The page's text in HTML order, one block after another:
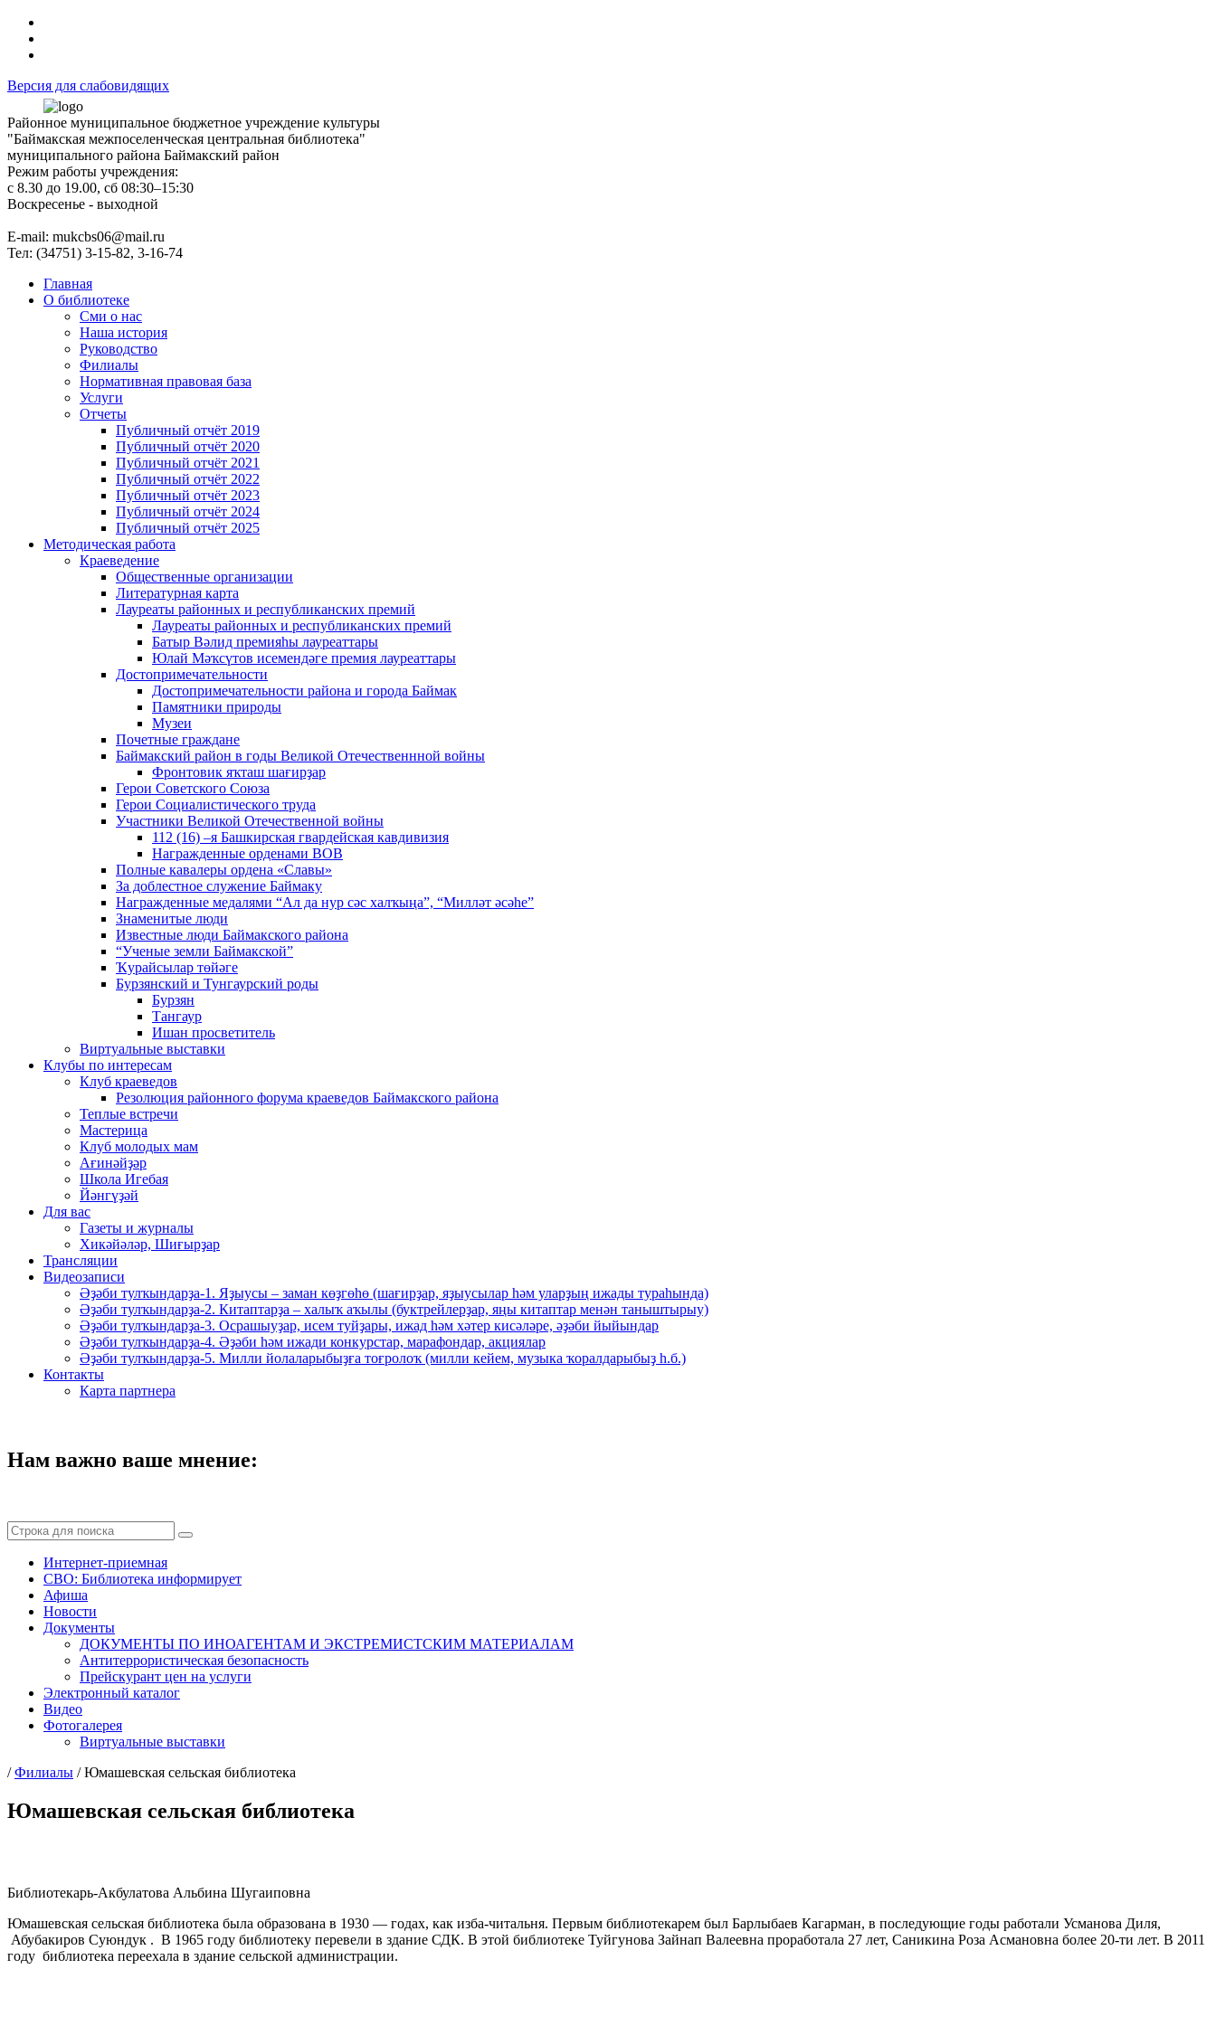
Версия для слабовидящих
Районное муниципальное бюджетное учреждение культуры
"Баймакская межпоселенческая центральная библиотека"
муниципального района Баймакский район
Режим работы учреждения:
с 8.30 до 19.00, сб 08:30–15:30
Воскресенье - выходной
Е-mail: mukcbs06@mail.ru
Тел: (34751) 3-15-82, 3-16-74
Главная
О библиотеке
Сми о нас
Наша история
Руководство
Филиалы
Нормативная правовая база
Услуги
Отчеты
Публичный отчёт 2019
Публичный отчёт 2020
Публичный отчёт 2021
Публичный отчёт 2022
Публичный отчёт 2023
Публичный отчёт 2024
Публичный отчёт 2025
Методическая работа
Краеведение
Общественные организации
Литературная карта
Лауреаты районных и республиканских премий
Лауреаты районных и республиканских премий
Батыр Вәлид премияһы лауреаттары
Юлай Мәҡсүтов исемендәге премия лауреаттары
Достопримечательности
Достопримечательности района и города Баймак
Памятники природы
Музеи
Почетные граждане
Баймакский район в годы Великой Отечественнной войны
Фронтовик яҡташ шағирҙар
Герои Советского Союза
Герои Социалистического труда
Участники Великой Отечественной войны
112 (16) –я Башкирская гвардейская кавдивизия
Награжденные орденами ВОВ
Полные кавалеры ордена «Славы»
За доблестное служение Баймаку
Награжденные медалями “Ал да нур сәс халҡыңа”, “Милләт әсәһе”
Знаменитые люди
Известные люди Баймакского района
“Ученые земли Баймакской”
Ҡурайсылар төйәге
Бурзянский и Тунгаурский роды
Бурзян
Тангаур
Ишан просветитель
Виртуальные выставки
Клубы по интересам
Клуб краеведов
Резолюция районного форума краеведов Баймакского района
Теплые встречи
Мастерица
Клуб молодых мам
Ағинәйҙәр
Школа Игебая
Йәнгүҙәй
Для вас
Газеты и журналы
Хикәйәләр, Шиғырҙар
Трансляции
Видеозаписи
Әҙәби тулҡындарҙа-1. Яҙыусы – заман көҙгөһө (шағирҙар, яҙыусылар һәм уларҙың ижады тураһында)
Әҙәби тулҡындарҙа-2. Китаптарҙа – халыҡ аҡылы (буктрейлерҙар, яңы китаптар менән таныштырыу)
Әҙәби тулҡындарҙа-3. Осрашыуҙар, исем туйҙары, ижад һәм хәтер кисәләре, әҙәби йыйындар
Әҙәби тулҡындарҙа-4. Әҙәби һәм ижади конкурстар, марафондар, акциялар
Әҙәби тулҡындарҙа-5. Милли йолаларыбыҙға тоғролоҡ (милли кейем, музыка ҡоралдарыбыҙ һ.б.)
Контакты
Карта партнера
Нам важно ваше мнение:
Интернет-приемная
СВО: Библиотека информирует
Афиша
Новости
Документы
ДОКУМЕНТЫ ПО ИНОАГЕНТАМ И ЭКСТРЕМИСТСКИМ МАТЕРИАЛАМ
Антитеррористическая безопасность
Прейскурант цен на услуги
Электронный каталог
Видео
Фотогалерея
Виртуальные выставки
/Филиалы /Юмашевская сельская библиотека
Юмашевская сельская библиотека
Библиотекарь-Акбулатова Альбина Шугаиповна
Юмашевская сельская библиотека была образована в 1930 — годах, как изба-читальня. Первым библиотекарем был Барлыбаев Кагарман, в последующие годы работали Усманова Диля,
Абубакиров Суюндук . В 1965 году библиотеку перевели в здание СДК. В этой библиотеке Туйгунова Зайнап Валеевна проработала 27 лет, Саникина Роза Асмановна более 20-ти лет. В 2011
году библиотека переехала в здание сельской администрации.